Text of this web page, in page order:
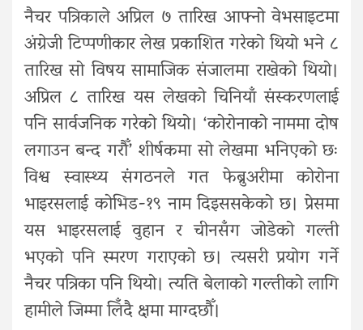
नैचर पत्रिकाले अप्रिल ७ तारिख आफ्नो वेभसाइटमा
अंग्रेजी टिप्पणीकार लेख प्रकाशित गरेको थियो भने ८
तारिख सो विषय सामाजिक संजालमा राखेको थियो।
अप्रिल ८ तारिख यस लेखको चिनियाँ संस्करणलाई
पनि सार्वजनिक गरेको थियो। ‘कोरोनाको नाममा दोष
लगाउन बन्द गरौँ’ शीर्षकमा सो लेखमा भनिएको छः
विश्व स्वास्थ्य संगठनले गत फेब्रुअरीमा कोरोना
भाइरसलाई कोभिड-१९ नाम दिइससकेको छ। प्रेसमा
यस भाइरसलाई वुहान र चीनसँग जोडेको गल्ती
भएको पनि स्मरण गराएको छ। त्यसरी प्रयोग गर्ने
नैचर पत्रिका पनि थियो। त्यति बेलाको गल्तीको लागि
हामीले जिम्मा लिँदै क्षमा माग्दछौँ।